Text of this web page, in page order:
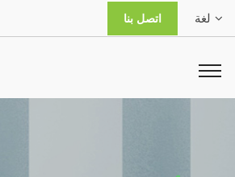
لغة اتصل بنا